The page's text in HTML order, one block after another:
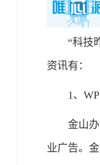
“科技昨
资讯有：
1、WPS
金山办公
业广告。